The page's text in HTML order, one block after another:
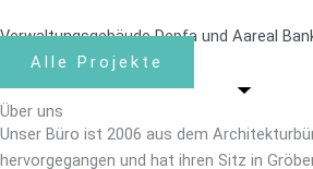
Verwaltungsgebäude Depfa und Aareal
Alle Projekte
Über uns
Unser Büro ist 2006 aus dem
hervorgegangen und hat ihren Sitz in